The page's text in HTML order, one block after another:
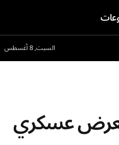
السبت, 8 أغسطس
بعرض عسكري